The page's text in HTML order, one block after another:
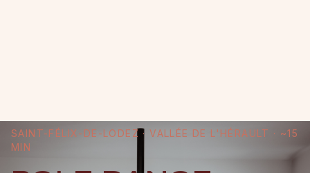
SAINT-FÉLIX-DE-LODEZ · VALLÉE DE L'HÉRAULT · ~15
MIN